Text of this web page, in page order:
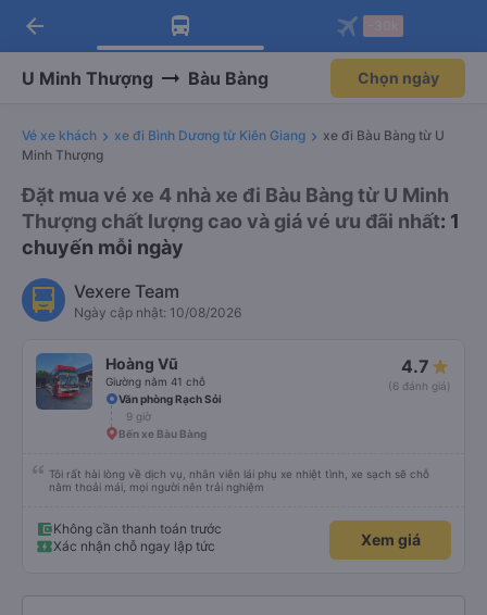
Tải app Vexere ngay!
Nhận ưu đãi thành viên độc
Mở app
Tải app Vexere
-30k/ghế khi đặt vé máy bay qua
Mở app
arrow_back
U Minh Thượng Bàu Bàng Chọn ngày
Vé xe khách xe đi Bình Dương từ Kiên Giang
xe đi Bàu Bàng từ U
Minh Thượng
Đặt mua vé xe 4 nhà xe đi Bàu Bàng từ U Minh
Thượng chất lượng cao và giá vé ưu đãi nhất: 1
chuyến mỗi ngày
Vexere Team
Ngày cập nhật: 10/08/2026
Hoàng Vũ
Giường nằm 41 chỗ
4.7
(6 đánh giá)
Văn phòng Rạch Sỏi
9 giờ
Bến xe Bàu Bàng
Tôi rất hài lòng về dịch vụ, nhân viên lái phụ xe nhiệt tình, xe sạch sẽ chỗ
nằm thoải mái, mọi người nên trải nghiệm
Không cần thanh toán trước
Xác nhận chỗ ngay lập tức
Xem giá